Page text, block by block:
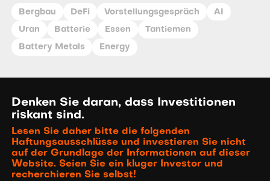
Bergbau DeFi Vorstellungsgespräch AI
Uran Batterie Essen Tantiemen
Battery Metals Energy
Denken Sie daran, dass Investitionen
riskant sind.
Lesen Sie daher bitte die folgenden
Haftungsausschlüsse und investieren Sie nicht
auf der Grundlage der Informationen auf dieser
Website. Seien Sie ein kluger Investor und
recherchieren Sie selbst!